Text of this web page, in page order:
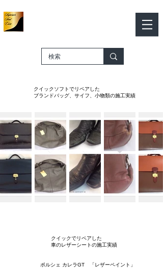
​クイックソフトでリペアした
ブランドバッグ、サイフ、小物類の施工実績
​クイックでリペアした
車のレザーシートの施工実績
ポルシェ カレラGT 「レザーペイント」